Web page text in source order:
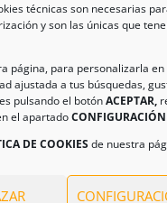
técnicas son necesarias
y son las únicas que
página, para personalizarla en
ajustada a tus búsquedas,
pulsando el botónACEPTAR,
el apartado
DE COOKIESde nuestra
– CP 02246
(España)